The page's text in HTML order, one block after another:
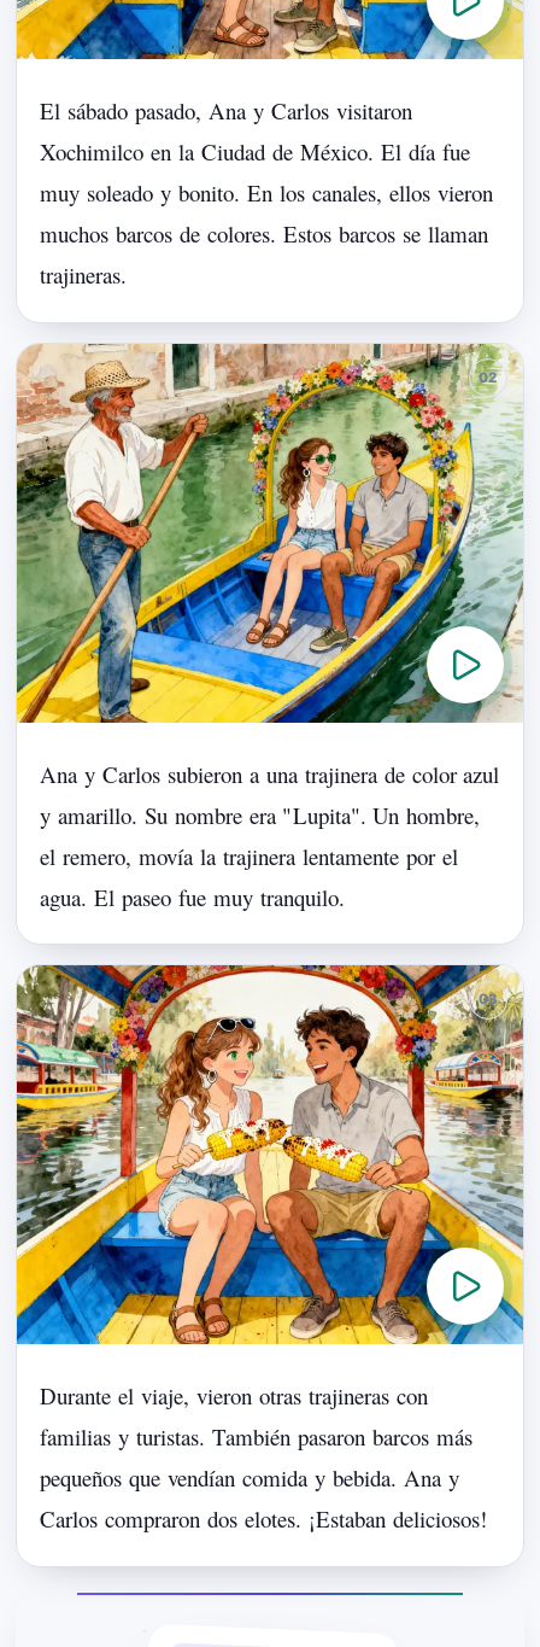
El sábado pasado, Ana y Carlos visitaron
Xochimilco en la Ciudad de México. El día fue
muy soleado y bonito. En los canales, ellos vieron
muchos barcos de colores. Estos barcos se llaman
trajineras.
Ana y Carlos subieron a una trajinera de color azul
y amarillo. Su nombre era "Lupita". Un hombre,
el remero, movía la trajinera lentamente por el
agua. El paseo fue muy tranquilo.
Durante el viaje, vieron otras trajineras con
familias y turistas. También pasaron barcos más
pequeños que vendían comida y bebida. Ana y
Carlos compraron dos elotes. ¡Estaban deliciosos!